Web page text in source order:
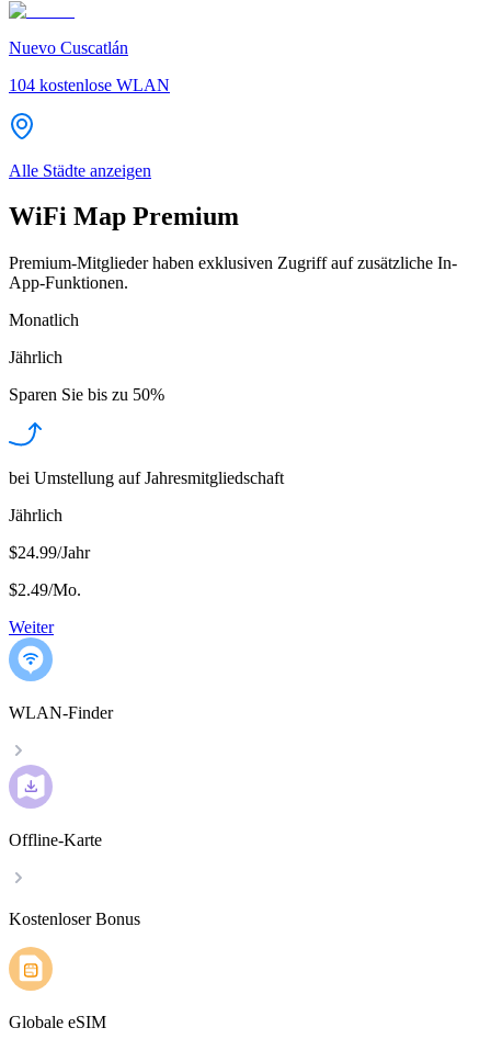
Nuevo Cuscatlán
104 kostenlose WLAN
Alle Städte anzeigen
WiFi Map Premium
Premium-Mitglieder haben exklusiven Zugriff auf zusätzliche In-
App-Funktionen.
Monatlich
Jährlich
Sparen Sie bis zu 50%
bei Umstellung auf Jahresmitgliedschaft
Jährlich
$24.99/Jahr
$2.49/Mo.
Weiter
WLAN-Finder
Offline-Karte
Kostenloser Bonus
Globale eSIM